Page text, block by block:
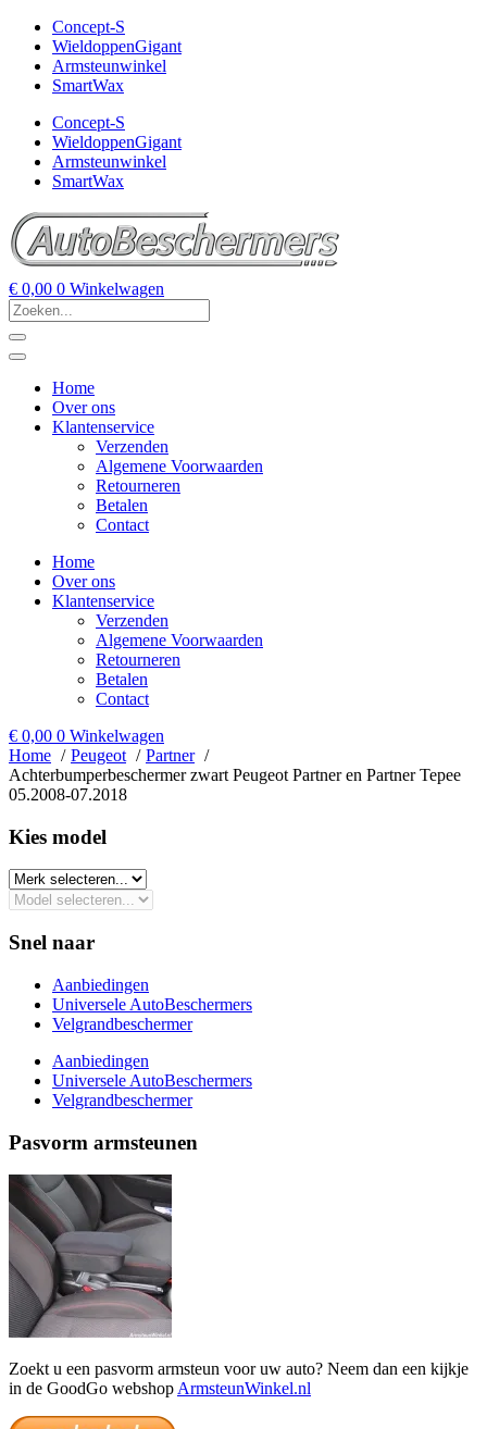
Concept-S
WieldoppenGigant
Armsteunwinkel
SmartWax
Concept-S
WieldoppenGigant
Armsteunwinkel
SmartWax
€ 0,00 0 Winkelwagen
Home
Over ons
Klantenservice
Verzenden
Algemene Voorwaarden
Retourneren
Betalen
Contact
Home
Over ons
Klantenservice
Verzenden
Algemene Voorwaarden
Retourneren
Betalen
Contact
€ 0,00 0 Winkelwagen
Home
Peugeot
Partner
Achterbumperbeschermer zwart Peugeot Partner en Partner Tepee
05.2008-07.2018
Kies model​
Snel naar
Aanbiedingen
Universele AutoBeschermers
Velgrandbeschermer
Aanbiedingen
Universele AutoBeschermers
Velgrandbeschermer
Pasvorm armsteunen
Zoekt u een pasvorm armsteun voor uw auto? Neem dan een kijkje
in de GoodGo webshop ArmsteunWinkel.nl